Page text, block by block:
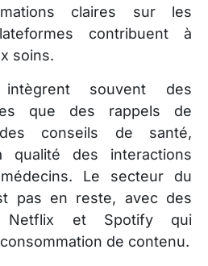
claires sur les
contribuent à
soins.
souvent des
que des rappels de
conseils de santé,
qualité des interactions
Le secteur du
pas en reste, avec des
Netflix et Spotify qui
de contenu.